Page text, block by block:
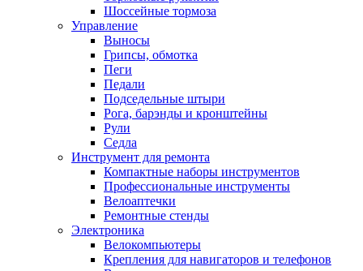
Шоссейные тормоза
Управление
Выносы
Грипсы, обмотка
Пеги
Педали
Подседельные штыри
Рога, барэнды и кронштейны
Рули
Седла
Инструмент для ремонта
Компактные наборы инструментов
Профессиональные инструменты
Велоаптечки
Ремонтные стенды
Электроника
Велокомпьютеры
Крепления для навигаторов и телефонов